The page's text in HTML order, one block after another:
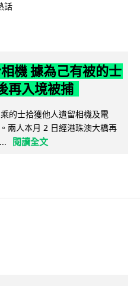
話
機 據為己有被的士
再入境被捕
的士拾獲他人遺留相機及電
兩人本月 2 日經港珠澳大橋再
閱讀全文